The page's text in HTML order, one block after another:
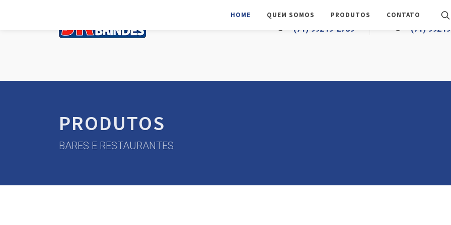
TELEFONE
(71) 99249-2789
WHATSAPP
(71)
HOME QUEM SOMOS PRODUTOS CONTATO
PRODUTOS
BARES E RESTAURANTES